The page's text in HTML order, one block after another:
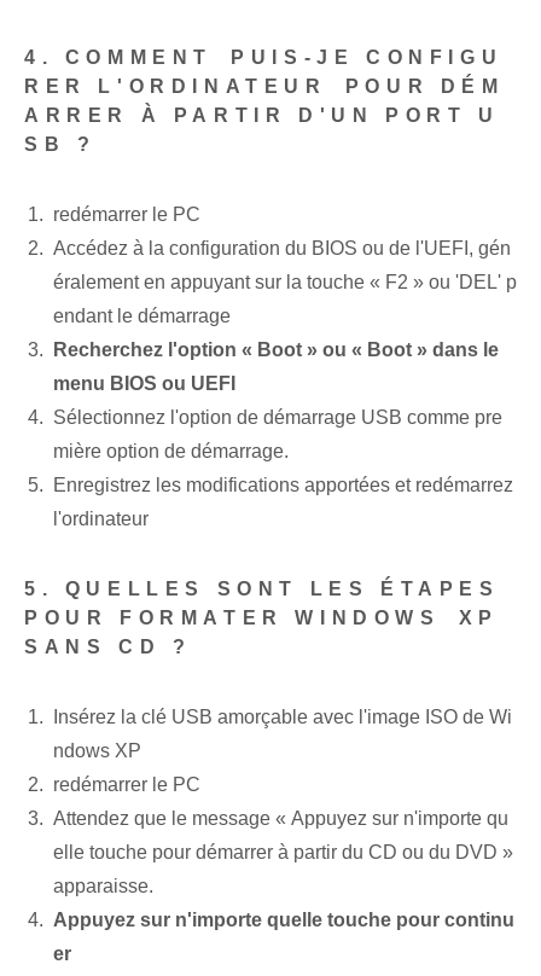
4. COMMENT⁤ PUIS-JE CONFIGU
RER L'‌ORDINATEUR⁤ POUR DÉM
ARRER À PARTIR D'UN PORT U
SB ?
redémarrer le PC
Accédez à la configuration du BIOS ou de l'UEFI, gén
éralement en appuyant sur la touche « F2 » ou ⁢'DEL'⁤ p
endant le démarrage
Recherchez l'option « Boot » ou « Boot » dans le
menu BIOS ou UEFI
Sélectionnez l'option de démarrage USB comme pre
mière option de démarrage.
Enregistrez les modifications apportées et⁢ redémarrez
l'ordinateur⁣
5. QUELLES SONT LES ÉTAPES
POUR FORMATER ‌WINDOWS ⁢XP
SANS CD ?
Insérez la clé USB amorçable avec l'image ISO de Wi
ndows XP
redémarrer le PC
Attendez que le message « Appuyez sur n'importe qu
elle touche pour démarrer à partir du CD ou du DVD »
apparaisse.
Appuyez sur n'importe quelle touche ⁢pour continu
er